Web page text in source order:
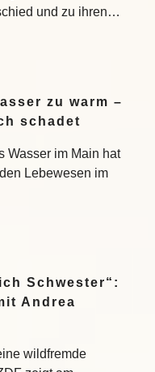
und zu ihren…
zu warm –
schadet
Wasser im Main hat
Lebewesen im
Schwester“:
Andrea
wildfremde